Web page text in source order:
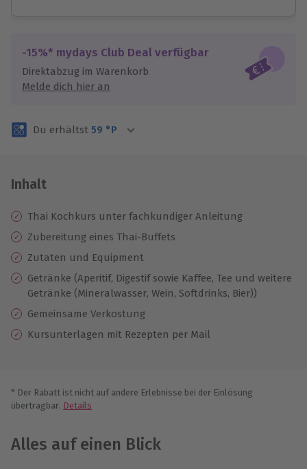
Jeder Gutschein für alle Erlebnisse einlösbar.
Maximale Sicherheit
3 Jahre gültig & verlängerbar.
-15%* mydays Club Deal verfügbar
Direktabzug im Warenkorb
Melde dich hier an
Du erhältst 59 °P
Inhalt
Thai Kochkurs unter fachkundiger Anleitung
Zubereitung eines Thai-Buffets
Zutaten und Equipment
Getränke (Aperitif, Digestif sowie Kaffee, Tee und weitere
Getränke (Mineralwasser, Wein, Softdrinks, Bier))
Gemeinsame Verkostung
Kursunterlagen mit Rezepten per Mail
* Der Rabatt ist nicht auf andere Erlebnisse bei der Einlösung
übertragbar. Details
Alles auf einen Blick